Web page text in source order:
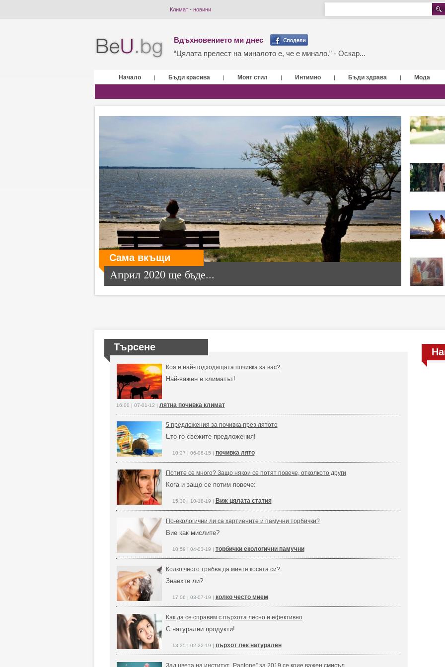
Климат - новини
Вдъхновението ми днес
“Цялата прелест на миналото е, че е минало.” - Оскар...
Начало | Бъди красива | Моят стил | Интимно | Бъди здрава | Мода
Сама вкъщи
Април 2020 ще бъде...
Търсене
Коя е най-подходящата почивка за вас?
Най-важен е климатът!
16:00 | 07-01-12 | лятна почивка климат
5 предложения за почивка през лятото
Ето го свежите предложения!
10:27 | 06-08-15 | почивка лято
Потите се много? Защо някои се потят повече, отколкото други
Кога и защо се потим повече:
15:30 | 10-18-19 | Виж цялата статия
По-екологични ли са хартиените и памучни торбички?
Вие как мислите?
10:59 | 04-03-19 | торбички екологични памучни
Колко често трябва да миете косата си?
Знаехте ли?
17:06 | 03-07-19 | колко често мием
Как да се справим с пърхота лесно и ефективно
С натурални продукти!
13:35 | 02-22-19 | пърхот лек натурален
Зад цвета на институт „Pantone” за 2019 се крие важен смисъл